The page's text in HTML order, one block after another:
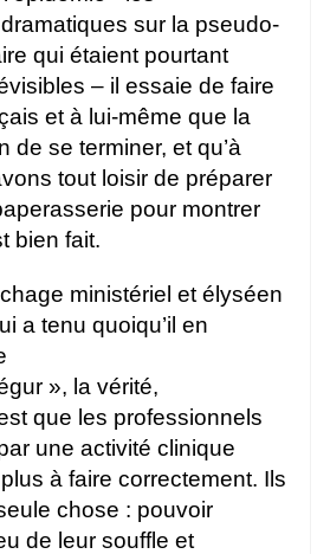
sur la pseudo-
qui étaient pourtant
– il essaie de faire
et à lui-même que la
de se terminer, et qu’à
tout loisir de préparer
pour montrer
bien fait.
ministériel et élyséen
a tenu quoiqu’il en
», la vérité,
que les professionnels
une activité clinique
plus à faire correctement. Ils
chose : pouvoir
de leur souffle et